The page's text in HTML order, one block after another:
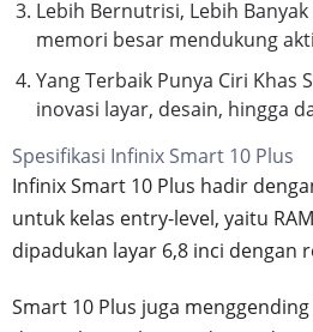
Lebih Bernutrisi, Lebih
memori besar mendukung
Yang Terbaik Punya Ciri Khas
inovasi layar, desain, hingga
Spesifikasi Infinix Smart 10 Plus
Infinix Smart 10 Plus hadir
untuk kelas entry-level, yaitu
dipadukan layar 6,8 inci dengan
Smart 10 Plus juga